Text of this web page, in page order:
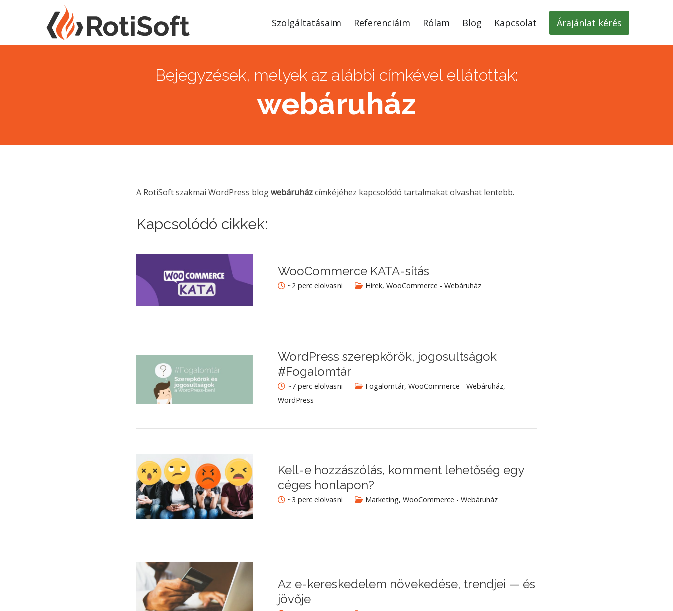
Szolgáltatásaim Referenciáim Rólam Blog Kapcsolat Árajánlat kérés
Bejegyzések, melyek az alábbi címkével ellátottak:
webáruház
A RotiSoft szakmai WordPress blogwebáruházcímkéjéhez kapcsolódó tartalmakat olvashat lentebb.
Kapcsolódó cikkek:
WooCommerce KATA-sítás
~2 perc elolvasni Hírek,WooCommerce - Webáruház
WordPress szerepkörök, jogosultságok
#Fogalomtár
~7 perc elolvasni Fogalomtár,WooCommerce - Webáruház,
WordPress
Kell-e hozzászólás, komment lehetőség egy
céges honlapon?
~3 perc elolvasni Marketing,WooCommerce - Webáruház
Az e-kereskedelem növekedése, trendjei — és
jövője